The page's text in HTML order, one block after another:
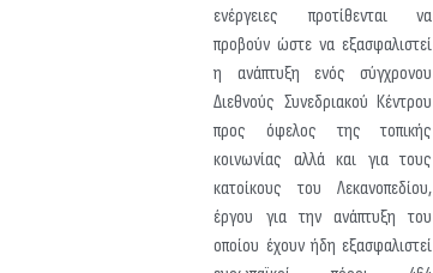
ενέργειες προτίθενται να
προβούν ώστε να εξασφαλιστεί
η ανάπτυξη ενός σύγχρονου
Διεθνούς Συνεδριακού Κέντρου
προς όφελος της τοπικής
κοινωνίας αλλά και για τους
κατοίκους του Λεκανοπεδίου,
έργου για την ανάπτυξη του
οποίου έχουν ήδη εξασφαλιστεί